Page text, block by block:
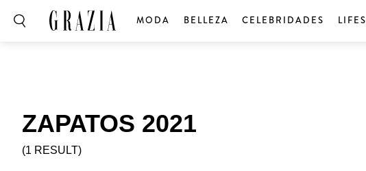
MODA BELLEZA CELEBRIDADES
ZAPATOS 2021
(1 RESULT)